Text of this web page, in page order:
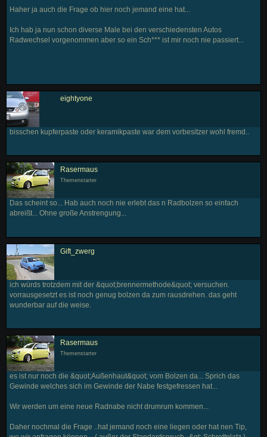
Haher ja auch die Frage ob hier noch jemand eine hat...
Ich hab ja nun schon diverse Male bei den verschiedensten Autos
Radwechsel vorgenommen aber so ein Sch*** ist mir noch nie passiert...
eightyone
bisschen kupferpaste oder keramikpaste war dem vorbesitzer wohl fremd..
Rasermaus
Themenstarter
Das scheint so... Hab auch noch nie erlebt das n Radbolzen so einfach
abreißt... Ohne große Anstrengung...
Gift_zwerg
ich würds trotzdem mit der &quot;brennermethode&quot; versuchen.
vorrausgesetzt es ist noch genug bolzen da zum rausdrehen. das geht
wunderbar auf die weise.
Rasermaus
Themenstarter
es ist nur noch die &quot;Außenhaut&quot; vom Bolzen da... Sprich das
Gewinde welches sich im Gewinde der Nabe festgefressen hat...
Wir werden um eine neue Radnabe nicht drumrum kommen...
Daher nochmal die Frage ..hat jemand noch eine liegen oder hat nen Tip,